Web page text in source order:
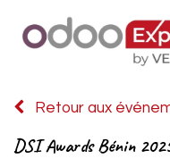
Retour aux
DSI Awards Bénin